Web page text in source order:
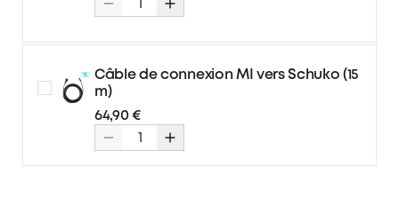
2 panneaux
99,90 €
longueur 5 m, calibre 6 mm², pour
2 panneaux
longueur 10 m, calibre 6 mm², pou
r 2 panneauxn
Câble de connexion MI vers Schuko (15
m)
64,90 €